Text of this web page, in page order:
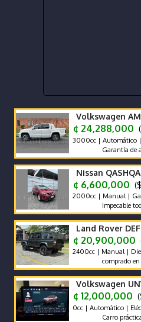
Volkswagen
¢ 24,288,000
3000cc | Automático |
Garantía de
Nissan
¢ 6,600,000
2000cc | Manual |
Impecable todo
Land Rover
¢ 20,900,000
2400cc | Manual |
comprado en
Volkswagen
¢ 12,000,000
0cc | Automático |
Carro